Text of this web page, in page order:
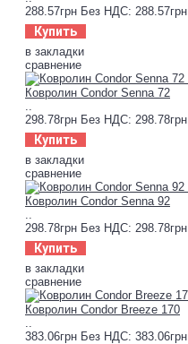
288.57грн Без НДС: 288.57грн
Купить
в закладки
сравнение
Ковролин Condor Senna 72
298.78грн Без НДС: 298.78грн
Купить
в закладки
сравнение
Ковролин Condor Senna 92
298.78грн Без НДС: 298.78грн
Купить
в закладки
сравнение
Ковролин Condor Breeze 170
383.06грн Без НДС: 383.06грн